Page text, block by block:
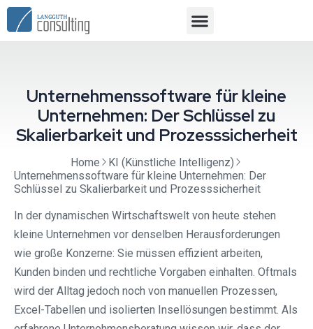
Unternehmenssoftware für kleine
Unternehmen: Der Schlüssel zu
Skalierbarkeit und Prozesssicherheit
Home
KI (Künstliche Intelligenz)
Unternehmenssoftware für kleine Unternehmen: Der
Schlüssel zu Skalierbarkeit und Prozesssicherheit
In der dynamischen Wirtschaftswelt von heute stehen
kleine Unternehmen vor denselben Herausforderungen
wie große Konzerne: Sie müssen effizient arbeiten,
Kunden binden und rechtliche Vorgaben einhalten. Oftmals
wird der Alltag jedoch noch von manuellen Prozessen,
Excel-Tabellen und isolierten Insellösungen bestimmt. Als